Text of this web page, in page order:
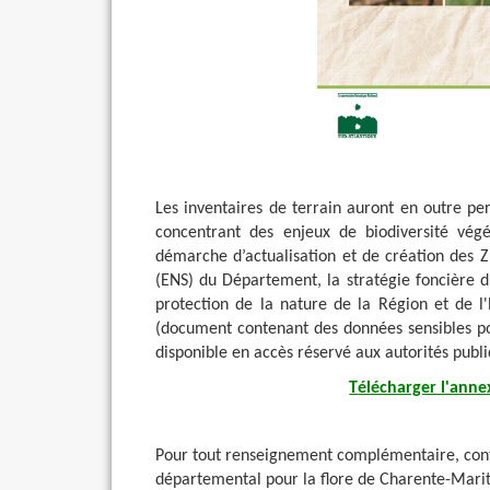
Les inventaires de terrain auront en outre
concentrant des enjeux de biodiversité
démarche d’actualisation et de création des
(ENS) du Département, la stratégie foncière
protection de la nature de la Région et de
(document contenant des données sensibles
disponible en accès réservé aux autorités
Télécharger
Pour tout renseignement complémentaire,
départemental pour la flore de Charente-